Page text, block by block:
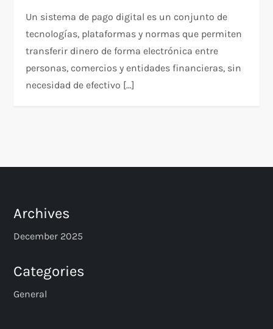
Un sistema de pago digital es un conjunto de
tecnologías, plataformas y normas que permiten
transferir dinero de forma electrónica entre
personas, comercios y entidades financieras, sin
necesidad de efectivo […]
Archives
December 2025
Categories
General